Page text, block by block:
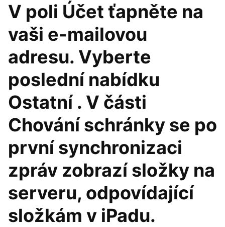
V poli Účet ťapněte na
vaši e-mailovou
adresu. Vyberte
poslední nabídku
Ostatní . V části
Chování schránky se po
první synchronizaci
zpráv zobrazí složky na
serveru, odpovídající
složkám v iPadu.